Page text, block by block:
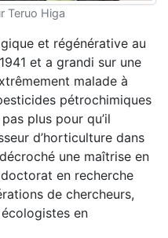
Teruo Higa
et régénérative au
et a grandi sur une
malade à
pétrochimiques
plus pour qu’il
d’horticulture dans
une maîtrise en
en recherche
de chercheurs,
en